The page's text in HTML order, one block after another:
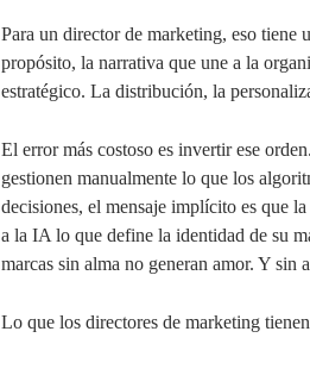
Para un director de marketing, eso tiene
propósito, la narrativa que une a la
estratégico. La distribución, la
El error más costoso es invertir ese
gestionen manualmente lo que los
decisiones, el mensaje implícito es que
a la IA lo que define la identidad de su
marcas sin alma no generan amor. Y sin
Lo que los directores de marketing